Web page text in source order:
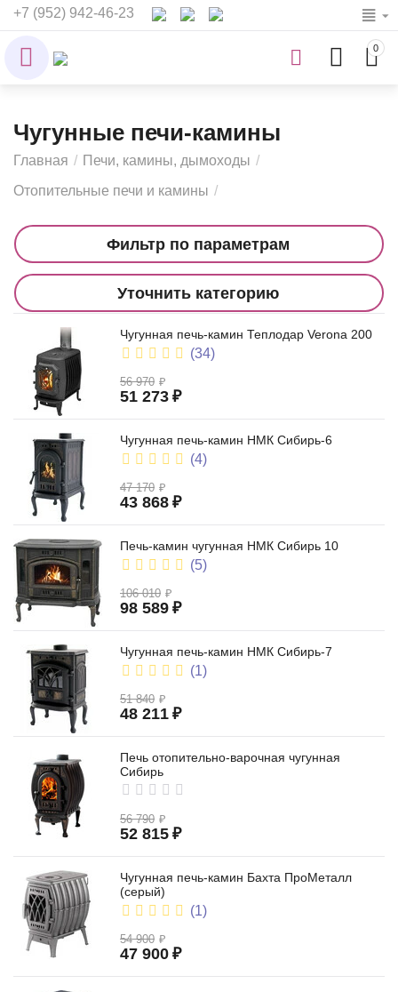
+7 (952) 942-46-23
0
Чугунные печи-камины
Главная / Печи, камины, дымоходы /
Отопительные печи и камины /
Фильтр по параметрам
Уточнить категорию
Чугунная печь-камин Теплодар Verona 200
(34)
56 970 ₽
51 273 ₽
Чугунная печь-камин НМК Сибирь-6
(4)
47 170 ₽
43 868 ₽
Печь-камин чугунная НМК Сибирь 10
(5)
106 010 ₽
98 589 ₽
Чугунная печь-камин НМК Сибирь-7
(1)
51 840 ₽
48 211 ₽
Печь отопительно-варочная чугунная
Сибирь
56 790 ₽
52 815 ₽
Чугунная печь-камин Бахта ПроМеталл
(серый)
(1)
54 900 ₽
47 900 ₽